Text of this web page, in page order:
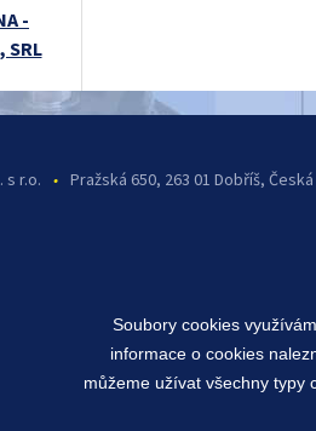
-
SRL
s r.o. • Pražská 650, 263 01 Dobříš,
Soubory cookies
informace o cookies
můžeme užívat všechny typy